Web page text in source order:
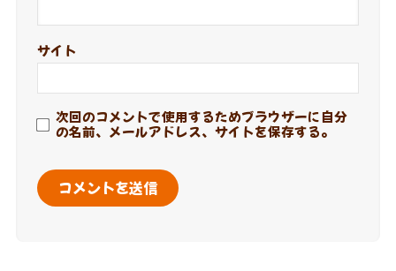
サイト
次回のコメントで使用するためブラウザーに自分
の名前、メールアドレス、サイトを保存する。